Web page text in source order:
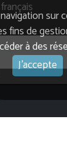
sur
fins de
à des
J'accepte